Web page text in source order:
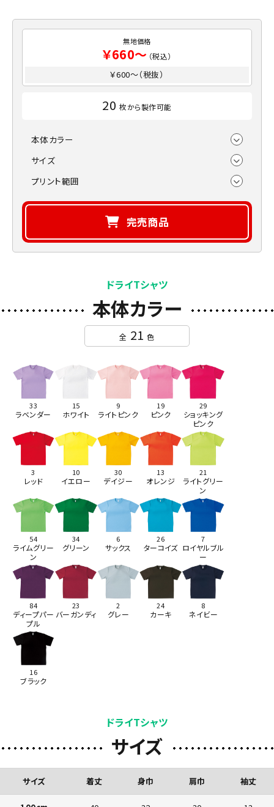
無地価格
￥660～ （税込）
￥600～（税抜）
20 枚から製作可能
本体カラー
サイズ
プリント範囲
完売商品
ドライTシャツ
本体カラー
全 21 色
33
ラベンダー
15
ホワイト
9
ライトピンク
19
ピンク
29
ショッキング
ピンク
3
レッド
10
イエロー
30
デイジー
13
オレンジ
21
ライトグリー
ン
54
ライムグリー
ン
34
グリーン
6
サックス
26
ターコイズ
7
ロイヤルブル
ー
84
ディープパー
プル
23
バーガンディ
2
グレー
24
カーキ
8
ネイビー
16
ブラック
ドライTシャツ
サイズ
サイズ 着丈 身巾 肩巾 袖丈